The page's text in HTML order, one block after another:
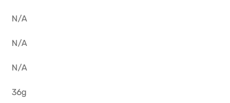
N/A
N/A
N/A
36g